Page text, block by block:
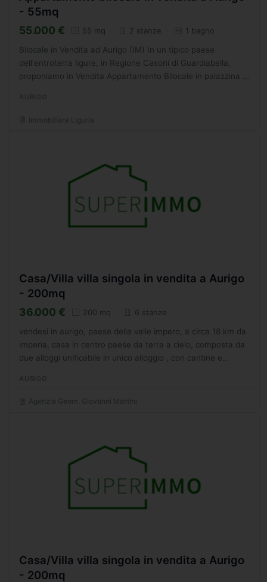
- 55mq
55.000 € 55 mq 2 stanze 1 bagno
Bilocale in Vendita ad Aurigo (IM) In un tipico paese
dell'entroterra ligure, in Regione Casoni di Guardiabella,
proponiamo in Vendita Appartamento Bilocale in palazzina di
Casa/Villa villa singola in vendita a Aurigo
- 200mq
36.000 € 200 mq 6 stanze
vendesi in aurigo, paese della valle impero, a circa 18 km da
imperia, casa in centro paese da terra a cielo, composta da
due alloggi unificabile in unico alloggio , con cantine e
Casa/Villa villa singola in vendita a Aurigo
- 200mq